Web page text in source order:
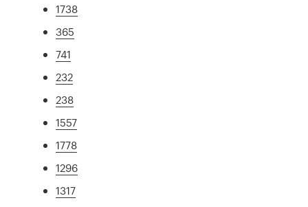
1738
365
741
232
238
1557
1778
1296
1317